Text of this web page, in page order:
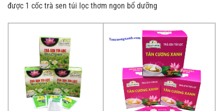
được 1 cốc trà sen túi lọc thơm ngon bổ dưỡng